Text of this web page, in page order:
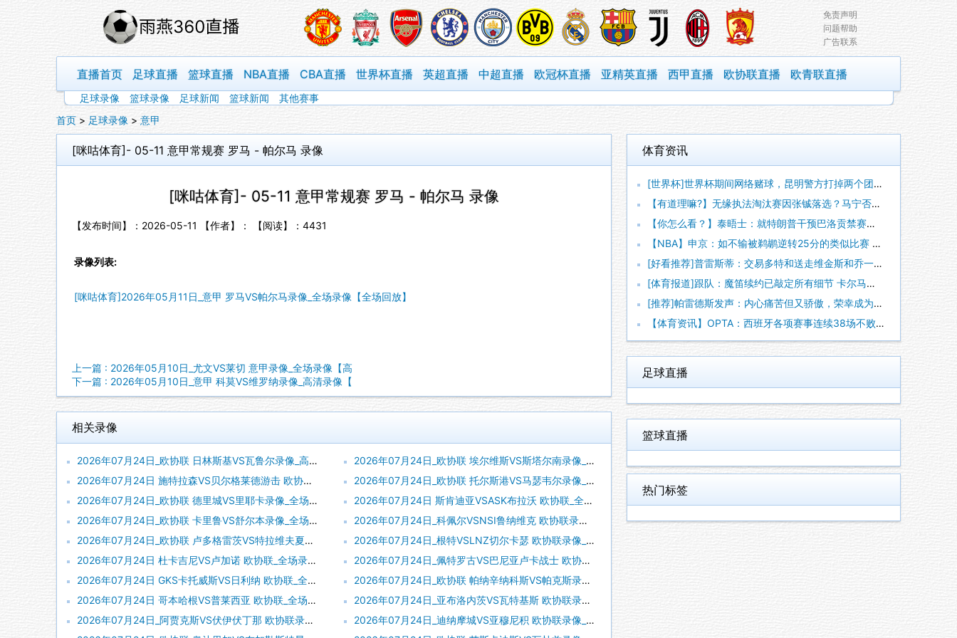
免责声明
问题帮助
广告联系
直播首页 足球直播 篮球直播 NBA直播 CBA直播 世界杯直播 英超直播 中超直播 欧冠杯直播 亚精英直播 西甲直播 欧协联直播 欧青联直播
足球录像 篮球录像 足球新闻 篮球新闻
其他赛事
首页 > 足球录像 > 意甲
[咪咕体育]- 05-11 意甲常规赛 罗马 - 帕尔马 录像
[咪咕体育]- 05-11 意甲常规赛 罗马 - 帕尔马 录像
【发布时间】：2026-05-11 【作者】： 【阅读】： 4431
录像列表:
[咪咕体育]2026年05月11日_意甲 罗马VS帕尔马录像_全场录像【全场回放】
上一篇 : 2026年05月10日_尤文VS莱切 意甲录像_全场录像【高
下一篇 : 2026年05月10日_意甲 科莫VS维罗纳录像_高清录像【
相关录像
2026年07月24日_欧协联 日林斯基VS瓦鲁尔录像_高清录像【全场回放】
2026年07月24日_欧协联 埃尔维斯VS斯塔尔南录像_全场录像【全场回放】
2026年07月24日 施特拉森VS贝尔格莱德游击 欧协联_全场录像【全场回放】
2026年07月24日_欧协联 托尔斯港VS马瑟韦尔录像_高清录像【全场回放】
2026年07月24日_欧协联 德里城VS里耶卡录像_全场录像【高清回放】
2026年07月24日 斯肯迪亚VSASK布拉沃 欧协联_全场录像【全场回放】
2026年07月24日_欧协联 卡里鲁VS舒尔本录像_全场录像【高清回放】
2026年07月24日_科佩尔VSNSI鲁纳维克 欧协联录像_全场录像【视频集锦】
2026年07月24日_欧协联 卢多格雷茨VS特拉维夫夏普尔录像_高清录像【全场回放】
2026年07月24日_根特VSLNZ切尔卡瑟 欧协联录像_高清录像【全场回放】
2026年07月24日 杜卡吉尼VS卢加诺 欧协联_全场录像【全场回放】
2026年07月24日_佩特罗古VS巴尼亚卢卡战士 欧协联录像_全场录像【全场回放】
2026年07月24日 GKS卡托威斯VS日利纳 欧协联_全场录像【视频集锦】
2026年07月24日_欧协联 帕纳辛纳科斯VS帕克斯录像_全场录像【高清回放】
2026年07月24日 哥本哈根VS普莱西亚 欧协联_全场录像【视频集锦】
2026年07月24日_亚布洛内茨VS瓦特基斯 欧协联录像_全场录像【视频集锦】
2026年07月24日_阿贾克斯VS伏伊伏丁那 欧协联录像_高清录像【全场回放】
2026年07月24日_迪纳摩城VS亚穆尼积 欧协联录像_全场录像【高清回放】
体育资讯
[世界杯]世界杯期间网络赌球，昆明警方打掉两个团伙抓获42人
【有道理嘛?】无缘执法淘汰赛因张铖落选？马宁否认：我特别清楚
【你怎么看？】泰晤士：就特朗普干预巴洛贡禁赛一事，挪威足协准
【NBA】申京：如不输被鹈鹕逆转25分的类似比赛 我们能拿下
[好看推荐]普雷斯蒂：交易多特和送走维金斯和乔一样 都是出于
[体育报道]跟队：魔笛续约已敲定所有细节 卡尔马达+科莫托也
[推荐]帕雷德斯发声：内心痛苦但又骄傲，荣幸成为历史最佳阿根
【体育资讯】OPTA：西班牙各项赛事连续38场不败，世界杯夺
足球直播
篮球直播
热门标签